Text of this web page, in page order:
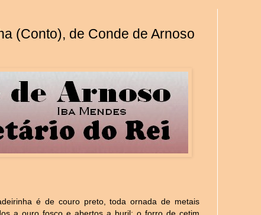
(Conto), de Conde de Arnoso
é de couro preto, toda ornada de metais
a ouro fosco e abertos a buril; o forro de cetim